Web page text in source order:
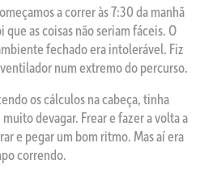
a correr às 7:30 da manhã
as coisas não seriam fáceis. O
fechado era intolerável. Fiz
num extremo do percurso.
os cálculos na cabeça, tinha
devagar. Frear e fazer a volta a
e pegar um bom ritmo. Mas aí era
correndo.